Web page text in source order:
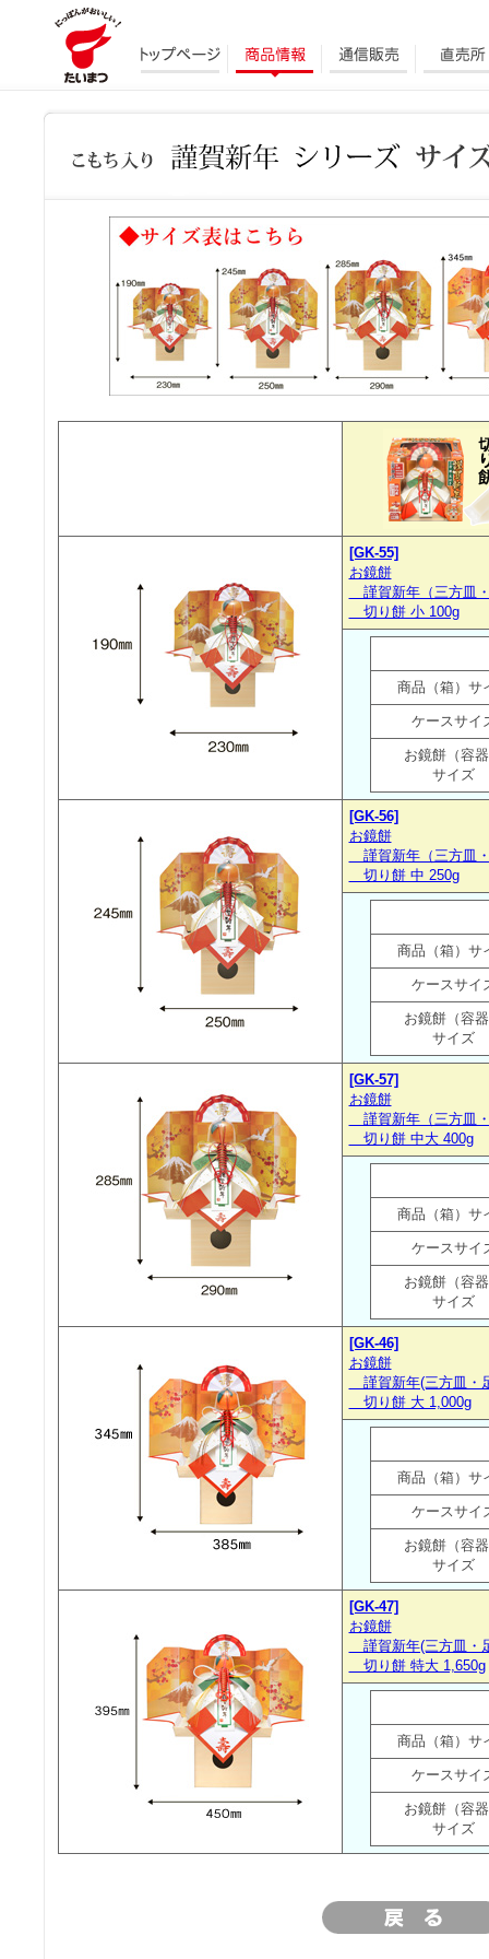
[GK-55]
お鏡餅
謹賀新年（三方皿
切り餅 小 100g
商品（箱）サ
ケースサイ
お鏡餅（容
サイズ
[GK-56]
お鏡餅
謹賀新年（三方皿
切り餅 中 250g
商品（箱）サ
ケースサイ
お鏡餅（容
サイズ
[GK-57]
お鏡餅
謹賀新年（三方皿
切り餅 中大 400g
商品（箱）サ
ケースサイ
お鏡餅（容
サイズ
[GK-46]
お鏡餅
謹賀新年(三方皿・
切り餅 大 1,000g
商品（箱）サ
ケースサイ
お鏡餅（容
サイズ
[GK-47]
お鏡餅
謹賀新年(三方皿・
切り餅 特大 1,650g
商品（箱）サ
ケースサイ
お鏡餅（容
サイズ